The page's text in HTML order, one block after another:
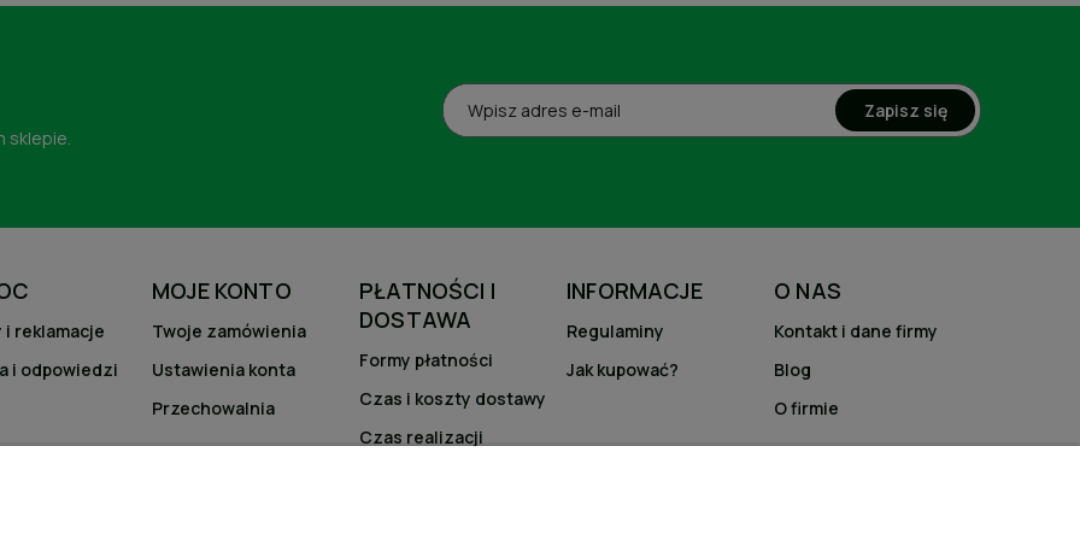
sklepie.
Zapisz się
i reklamacje
i odpowiedzi
MOJE KONTO
Twoje zamówienia
Ustawienia konta
Przechowalnia
PŁATNOŚCI I
DOSTAWA
Formy płatności
Czas i koszty dostawy
Czas realizacji
INFORMACJE
Regulaminy
Jak kupować?
O NAS
Kontakt i dane firmy
Blog
O firmie